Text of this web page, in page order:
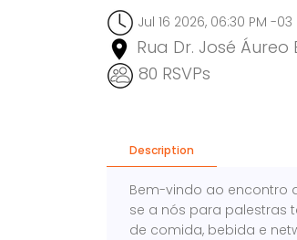
Jul 16 2026, 06:30 PM -03
Rua Dr. José
80 RSVPs
Description
Bem-vindo ao encontro
se a nós para palestras
de comida, bebida e